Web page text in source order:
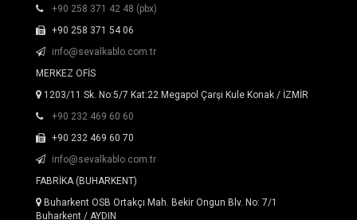
+90 258 371 42 48 (pbx)
+90 258 371 54 06
info@sevalkablo.com.tr
MERKEZ OFİS
1203/11 Sk. No:5/7 Kat:22 Megapol Çarşı Kule Konak / İZMİR
+90 232 469 60 60
+90 232 469 60 70
info@sevalkablo.com.tr
FABRİKA (BUHARKENT)
Buharkent OSB Ortakçı Mah. Bekir Ongun Blv. No: 7/1
Buharkent / AYDIN